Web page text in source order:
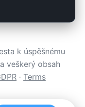
k úspěšnému
veškerý obsah
· Terms